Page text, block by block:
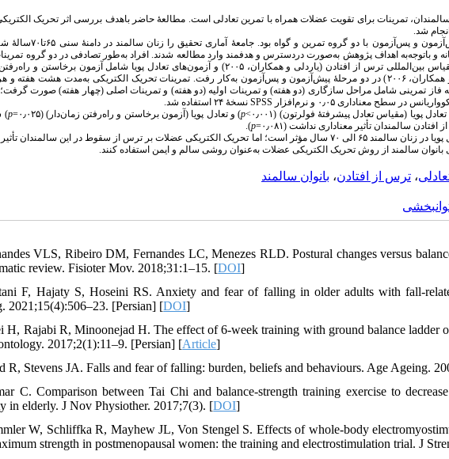
تمرینات برای تقویت عضلات همراه با تمرین تعادلی است. مطالعهٔ حاضر باهدف بررسی اثر تحریک
مطالعهٔ حاضر از نوع نیمه‌تجربی و طرح پژوهش پیش‌آزمون و پس‌آزمون با دو
و باتوجه‌به اهداف پژوهش به‌صورت دردسترس و هدفمند وارد مطالعه شدند. افراد به‌طور تصادفی در دو گروه
بین‌المللی ترس از افتادن
(یاردلی و همکاران، ۲۰۰۵) و آزمون‌های تعادل پویا شامل آزمون برخاستن و
۲۰۰۶)
در دو مرحلهٔ پیش‌آزمون و پس‌آزمون به‌کار رفت. تمرینات تحریک الکتریکی به‌مدت هشت هفته و
فاز تمرینی شامل مراحل سازگاری (دو هفته) و تمرینات اولیه (دو هفته) و تمرینات اصلی (چهار هفته) صورت گرفت؛
سطح معناداری ۰٫۰۵ و نرم‌افزار
SPSS نسخهٔ ۲۴ استفاده شد.
پویا (مقیاس تعادل پیشرفتهٔ فولرتون) (۰٫۰۰۱> p) و تعادل پویا (آزمون برخاستن و راه‌رفتن زمان‌دار) (۰٫۰۲۵= p
)
سالمندان تأثیر معناداری نداشت (۰٫۰۸۱=
p
).
براساس نتایج پژوهش، تحریک الکتریکی عضلات بر تعادل پویا در زنان سالمند ۶۵ الی ۷۰ سال مؤثر است؛ اما تحریک الکتریکی عضلات بر ترس از سقوط در این
بانوان سالمند از روش تحریک الکتریکی عضلات به‌عنوان روشی سالم و ایمن استفاده کنند.
، ترس از افتادن، بانوان سالمند
VLS, Ribeiro DM, Fernandes LC, Menezes RLD. Postural changes versus
review. Fisioter Mov. 2018;31:1–15. [DOI]
F, Hajaty S, Hoseini RS. Anxiety and fear of falling in older adults with fall-
2021;15(4):506–23. [Persian] [DOI]
H, Rajabi R, Minoonejad H. The effect of 6-week training with ground balance ladder
2017;2(1):11–9. [Persian] [Article]
R, Stevens JA. Falls and fear of falling: burden, beliefs and behaviours. Age Ageing.
C. Comparison between Tai Chi and balance-strength training exercise to
in elderly. J Nov Physiother. 2017;7(3). [DOI]
W, Schliffka R, Mayhew JL, Von Stengel S. Effects of whole-body
strength in postmenopausal women: the training and electrostimulation trial. J